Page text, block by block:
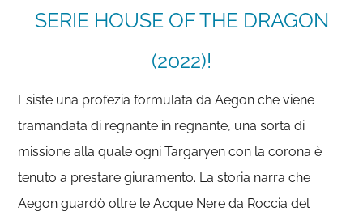
SERIE HOUSE OF THE DRAGON
(2022)!
Esiste una profezia formulata da Aegon che viene
tramandata di regnante in regnante, una sorta di
missione alla quale ogni Targaryen con la corona è
tenuto a prestare giuramento. La storia narra che
Aegon guardò oltre le Acque Nere da Roccia del